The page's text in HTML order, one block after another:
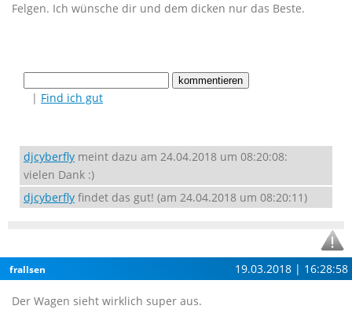
Felgen. Ich wünsche dir und dem dicken nur das Beste.
| Find ich gut
djcyberfly meint dazu am 24.04.2018 um 08:20:08:
vielen Dank :)
djcyberfly findet das gut! (am 24.04.2018 um 08:20:11)
frallsen 19.03.2018 | 16:28:58
Der Wagen sieht wirklich super aus.